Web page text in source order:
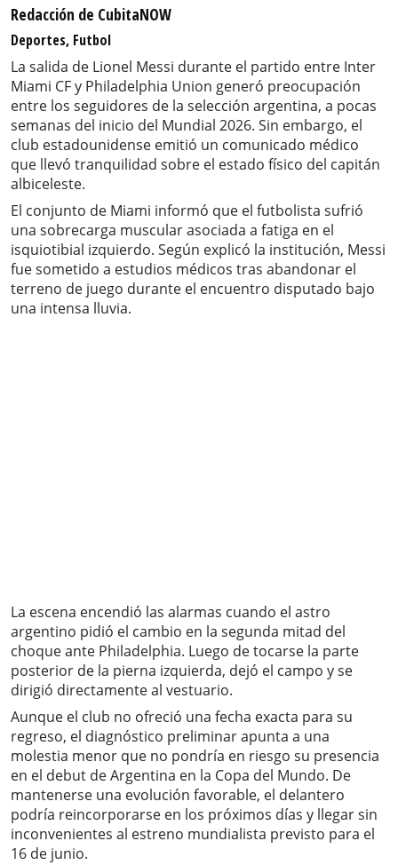
Redacción de CubitaNOW
Deportes, Futbol
La salida de Lionel Messi durante el partido entre Inter
Miami CF y Philadelphia Union generó preocupación
entre los seguidores de la selección argentina, a pocas
semanas del inicio del Mundial 2026. Sin embargo, el
club estadounidense emitió un comunicado médico
que llevó tranquilidad sobre el estado físico del capitán
albiceleste.
El conjunto de Miami informó que el futbolista sufrió
una sobrecarga muscular asociada a fatiga en el
isquiotibial izquierdo. Según explicó la institución, Messi
fue sometido a estudios médicos tras abandonar el
terreno de juego durante el encuentro disputado bajo
una intensa lluvia.
La escena encendió las alarmas cuando el astro
argentino pidió el cambio en la segunda mitad del
choque ante Philadelphia. Luego de tocarse la parte
posterior de la pierna izquierda, dejó el campo y se
dirigió directamente al vestuario.
Aunque el club no ofreció una fecha exacta para su
regreso, el diagnóstico preliminar apunta a una
molestia menor que no pondría en riesgo su presencia
en el debut de Argentina en la Copa del Mundo. De
mantenerse una evolución favorable, el delantero
podría reincorporarse en los próximos días y llegar sin
inconvenientes al estreno mundialista previsto para el
16 de junio.